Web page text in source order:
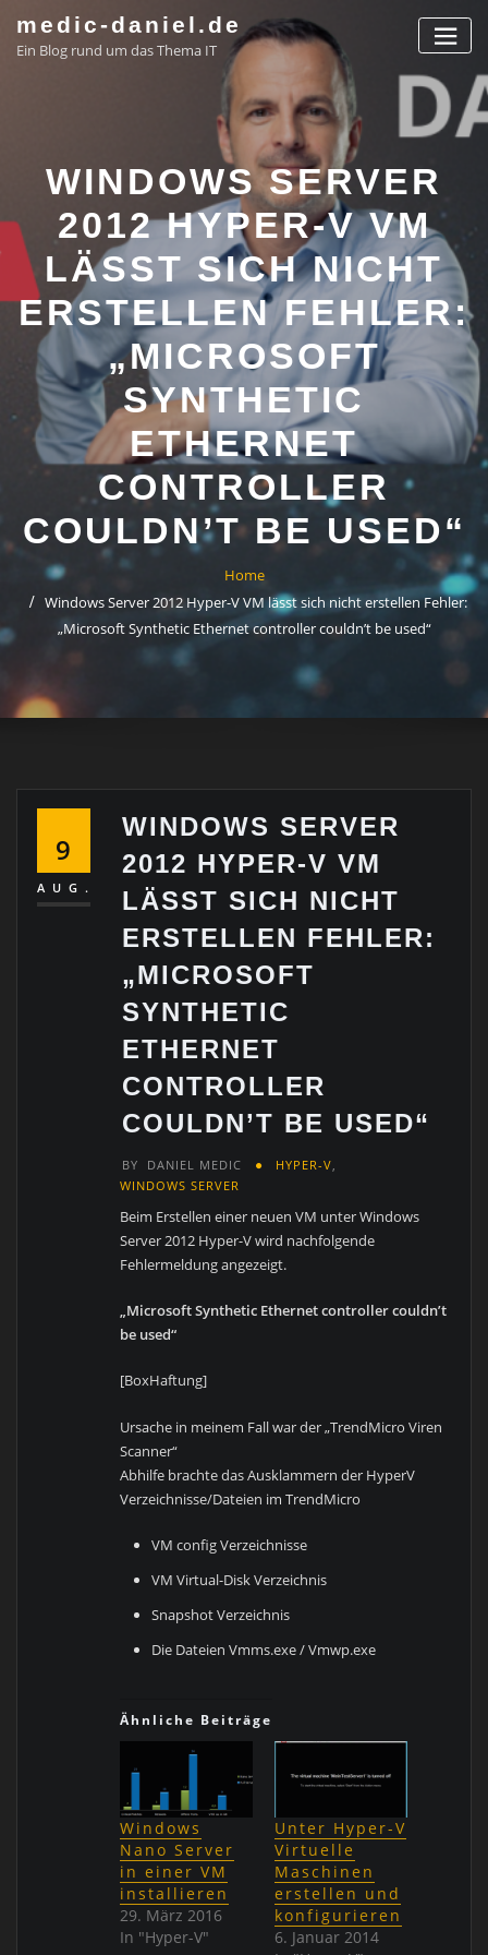
content
medic-daniel.de
Ein Blog rund um das Thema IT
WINDOWS SERVER
2012 HYPER-V VM
LÄSST SICH NICHT
ERSTELLEN FEHLER:
„MICROSOFT
SYNTHETIC
ETHERNET
CONTROLLER
COULDN’T BE USED“
Home
Windows Server 2012 Hyper-V VM lässt sich nicht erstellen Fehler:
„Microsoft Synthetic Ethernet controller couldn’t be used“
9
AUG.
WINDOWS SERVER
2012 HYPER-V VM
LÄSST SICH NICHT
ERSTELLEN FEHLER:
„MICROSOFT
SYNTHETIC
ETHERNET
CONTROLLER
COULDN’T BE USED“
BY DANIEL MEDIC HYPER-V
WINDOWS SERVER
Beim Erstellen einer neuen VM unter Windows
Server 2012 Hyper-V wird nachfolgende
Fehlermeldung angezeigt.
„Microsoft Synthetic Ethernet controller couldn’t
be used“
[BoxHaftung]
Ursache in meinem Fall war der „TrendMicro Viren
Scanner“
Abhilfe brachte das Ausklammern der HyperV
Verzeichnisse/Dateien im TrendMicro
VM config Verzeichnisse
VM Virtual-Disk Verzeichnis
Snapshot Verzeichnis
Die Dateien Vmms.exe / Vmwp.exe
Ähnliche Beiträge
Windows
Nano Server
in einer VM
installieren
29. März 2016
In "Hyper-V"
Unter Hyper-V
Virtuelle
Maschinen
erstellen und
konfigurieren
6. Januar 2014